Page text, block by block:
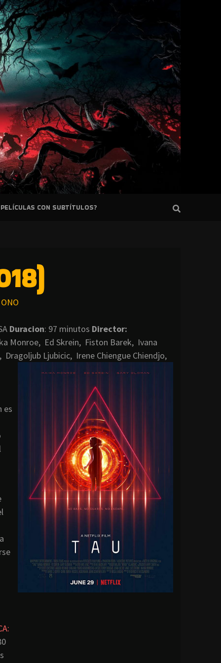
PELÍCULAS CON SUBTÍTULOS?
Duracion: 97 minutos Director:
Monroe, Ed Skrein, Fiston Barek, Ivana
Ljubicic, Irene Chiengue Chiendjo,
es